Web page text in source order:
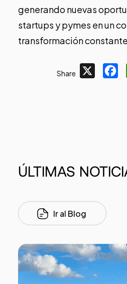
generando nuevas
startups y pymes en un
transformación
Share
ÚLTIMAS
Ir al Blog